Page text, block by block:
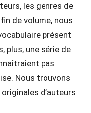
les genres de
de volume, nous
présent
plus, une série de
pas
Nous trouvons
d’auteurs